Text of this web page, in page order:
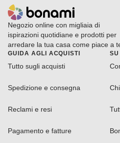
Negozio online con migliaia di
ispirazioni quotidiane e prodotti per
arredare la tua casa come piace a
GUIDA AGLI ACQUISTI
Tutto sugli acquisti
Spedizione e consegna
Reclami e resi
Pagamento e fatture